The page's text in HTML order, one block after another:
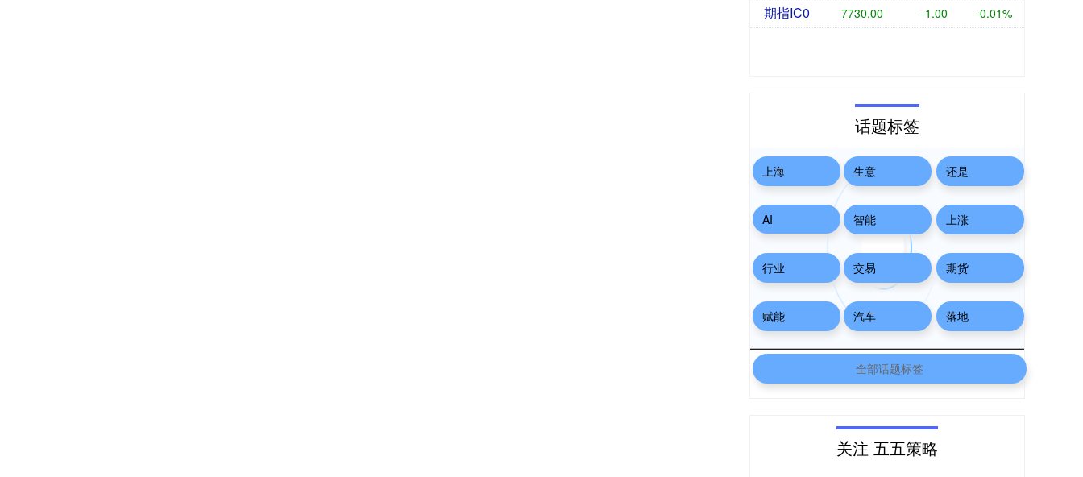
期指IC0 7730.00 -1.00 -0.01%
话题标签
上海 生意 还是
AI 智能 上涨
行业 交易 期货
赋能 汽车 落地
全部话题标签
关注 五五策略